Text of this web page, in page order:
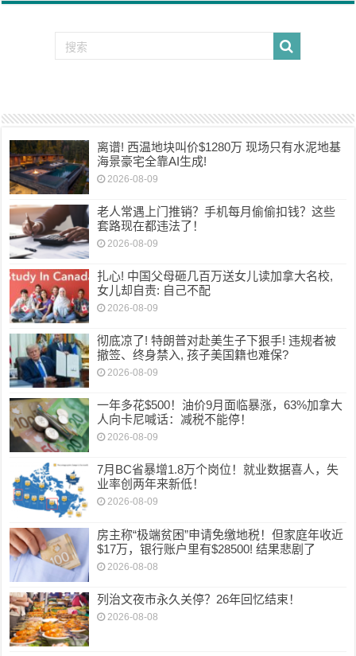
离谱! 西温地块叫价$1280万 现场只有水泥地基
海景豪宅全靠AI生成!
2026-08-09
老人常遇上门推销？手机每月偷偷扣钱？这些
套路现在都违法了！
2026-08-09
扎心! 中国父母砸几百万送女儿读加拿大名校,
女儿却自责: 自己不配
2026-08-09
彻底凉了! 特朗普对赴美生子下狠手! 违规者被
撤签、终身禁入, 孩子美国籍也难保?
2026-08-09
一年多花$500！油价9月面临暴涨，63%加拿大
人向卡尼喊话：减税不能停！
2026-08-09
7月BC省暴增1.8万个岗位！就业数据喜人，失
业率创两年来新低！
2026-08-09
房主称“极端贫困”申请免缴地税！但家庭年收近
$17万，银行账户里有$28500! 结果悲剧了
2026-08-08
列治文夜市永久关停？26年回忆结束！
2026-08-08